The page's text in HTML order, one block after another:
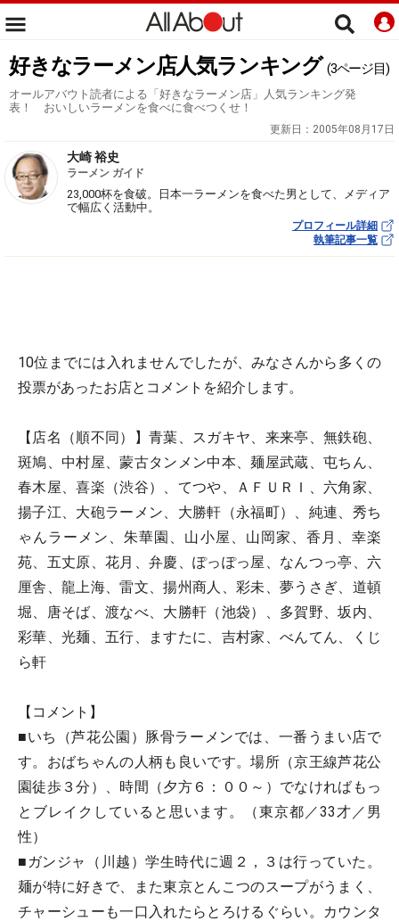
好きなラーメン店人気ランキング (3ページ目)
オールアバウト読者による「好きなラーメン店」人気ランキング発
表！ おいしいラーメンを食べに食べつくせ！
更新日： 2005年08月17日
大崎 裕史
ラーメン ガイド
23,000杯を食破。日本一ラーメンを食べた男として、メディア
で幅広く活動中。
プロフィール詳細
執筆記事一覧
10位までには入れませんでしたが、みなさんから多くの
投票があったお店とコメントを紹介します。
【店名（順不同）】青葉、スガキヤ、来来亭、無鉄砲、
斑鳩、中村屋、蒙古タンメン中本、麺屋武蔵、屯ちん、
春木屋、喜楽（渋谷）、てつや、ＡＦＵＲＩ、六角家、
揚子江、大砲ラーメン、大勝軒（永福町）、純連、秀ち
ゃんラーメン、朱華園、山小屋、山岡家、香月、幸楽
苑、五丈原、花月、弁慶、ぽっぽっ屋、なんつっ亭、六
厘舎、龍上海、雷文、揚州商人、彩未、夢うさぎ、道頓
堀、唐そば、渡なべ、大勝軒（池袋）、多賀野、坂内、
彩華、光麺、五行、ますたに、吉村家、べんてん、くじ
ら軒
【コメント】
■いち（芦花公園）豚骨ラーメンでは、一番うまい店で
す。おばちゃんの人柄も良いです。場所（京王線芦花公
園徒歩３分）、時間（夕方６：００～）でなければもっ
とブレイクしていると思います。（東京都／33才／男
性）
■ガンジャ（川越）学生時代に週２，３は行っていた。
麺が特に好きで、また東京とんこつのスープがうまく、
チャーシューも一口入れたらとろけるぐらい。カウンタ